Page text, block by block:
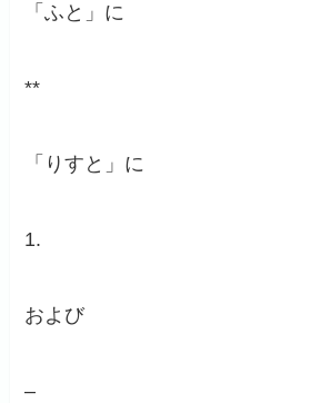
「ふと」に
**
「りすと」に
1.
および
–